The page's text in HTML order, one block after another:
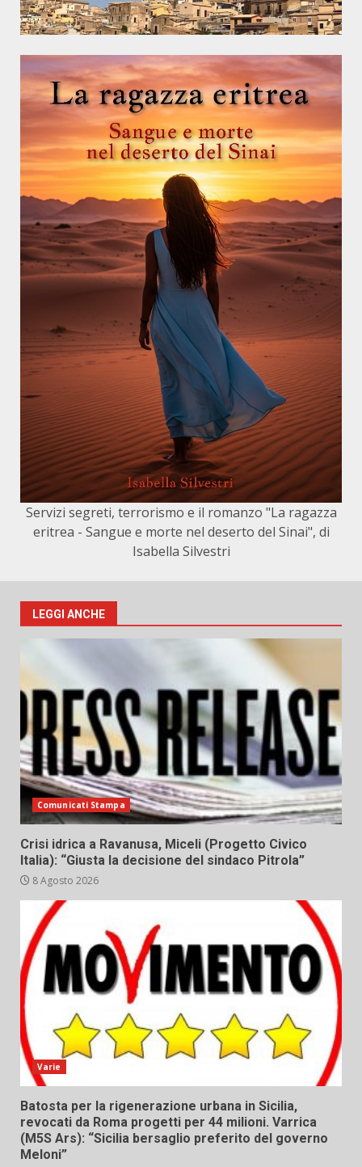
Servizi segreti, terrorismo e il romanzo "La ragazza
eritrea - Sangue e morte nel deserto del Sinai", di
Isabella Silvestri
LEGGI ANCHE
Comunicati Stampa
Crisi idrica a Ravanusa, Miceli (Progetto Civico
Italia): “Giusta la decisione del sindaco Pitrola”
8 Agosto 2026
Varie
Batosta per la rigenerazione urbana in Sicilia,
revocati da Roma progetti per 44 milioni. Varrica
(M5S Ars): “Sicilia bersaglio preferito del governo
Meloni”